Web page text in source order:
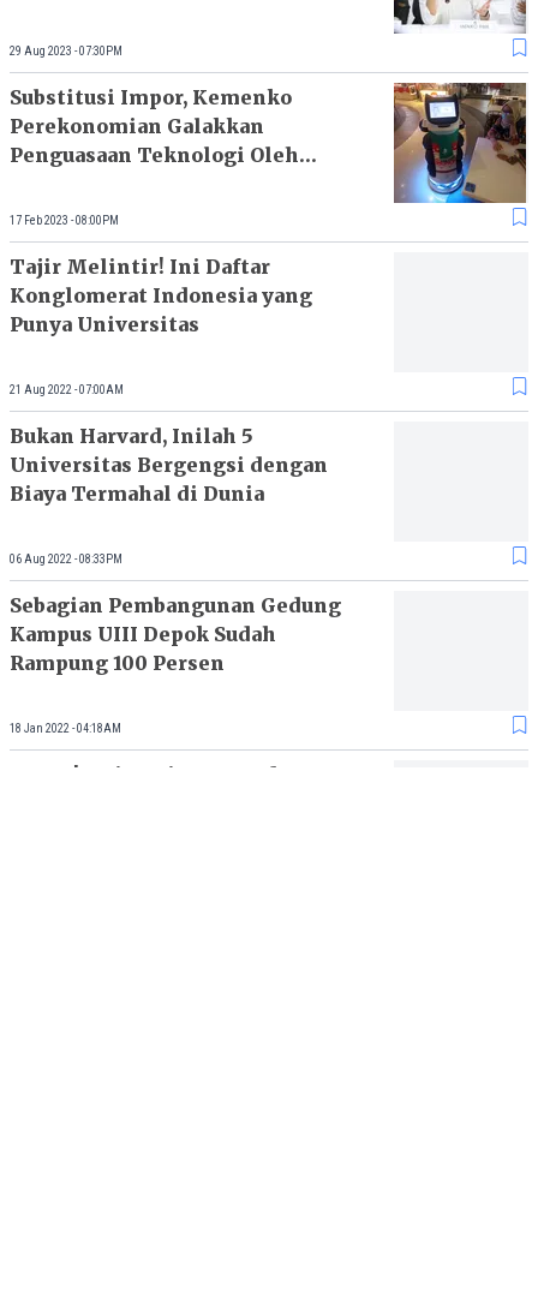
29 Aug 2023 - 07:30PM
Substitusi Impor, Kemenko
Perekonomian Galakkan
Penguasaan Teknologi Oleh
17 Feb 2023 - 08:00PM
Tajir Melintir! Ini Daftar
Konglomerat Indonesia yang
Punya Universitas
21 Aug 2022 - 07:00AM
Bukan Harvard, Inilah 5
Universitas Bergengsi dengan
Biaya Termahal di Dunia
06 Aug 2022 - 08:33PM
Sebagian Pembangunan Gedung
Kampus UIII Depok Sudah
Rampung 100 Persen
18 Jan 2022 - 04:18AM
Keren! Universitas Gunadarma